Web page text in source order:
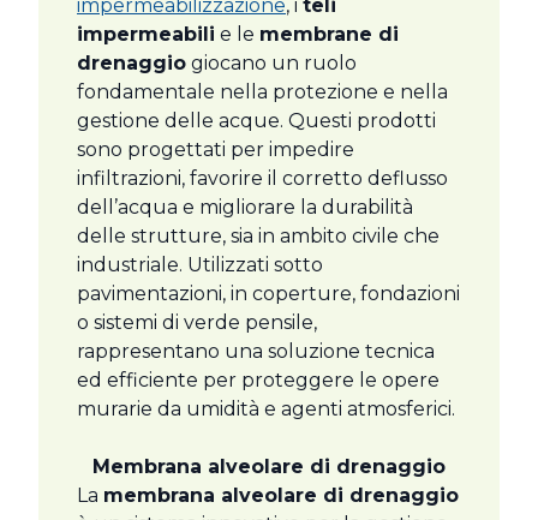
impermeabilizzazione, i teli
impermeabili e le membrane di
drenaggio giocano un ruolo
fondamentale nella protezione e nella
gestione delle acque. Questi prodotti
sono progettati per impedire
infiltrazioni, favorire il corretto deflusso
dell’acqua e migliorare la durabilità
delle strutture, sia in ambito civile che
industriale. Utilizzati sotto
pavimentazioni, in coperture, fondazioni
o sistemi di verde pensile,
rappresentano una soluzione tecnica
ed efficiente per proteggere le opere
murarie da umidità e agenti atmosferici.
Membrana alveolare di drenaggio
La membrana alveolare di drenaggio